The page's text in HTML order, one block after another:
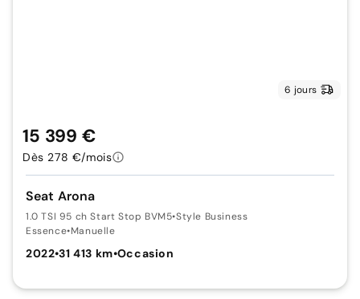
6 jours
Seat Arona
1.0 TSI 95 ch Start Stop BVM5•Style Business
Essence•Manuelle
2022•31 413 km•Occasion
15 399 €
Dès 278 €/mois